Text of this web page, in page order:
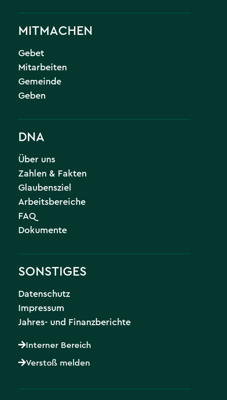
MITMACHEN
Gebet
Mitarbeiten
Gemeinde
Geben
DNA
Über uns
Zahlen & Fakten
Glaubensziel
Arbeitsbereiche
FAQ
Dokumente
SONSTIGES
Datenschutz
Impressum
Jahres- und Finanzberichte
Interner Bereich
Verstoß melden